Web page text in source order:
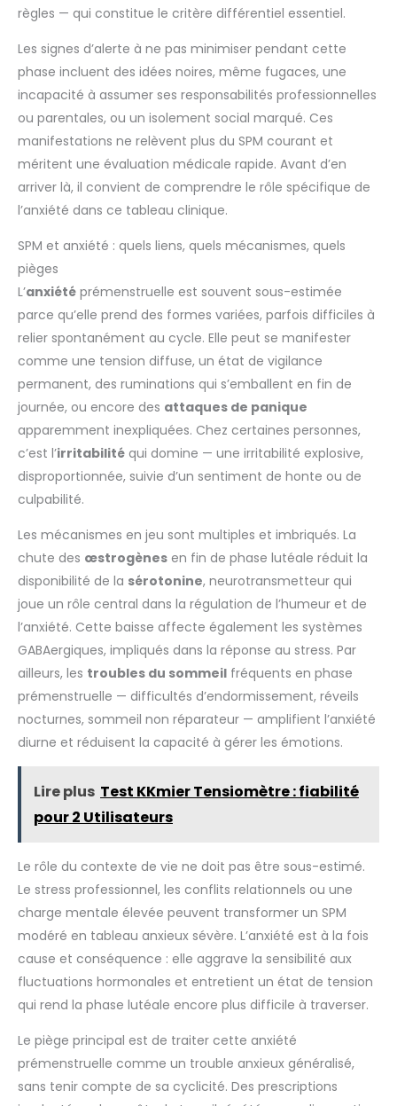
règles — qui constitue le critère différentiel essentiel.
Les signes d’alerte à ne pas minimiser pendant cette
phase incluent des idées noires, même fugaces, une
incapacité à assumer ses responsabilités professionnelles
ou parentales, ou un isolement social marqué. Ces
manifestations ne relèvent plus du SPM courant et
méritent une évaluation médicale rapide. Avant d’en
arriver là, il convient de comprendre le rôle spécifique de
l’anxiété dans ce tableau clinique.
SPM et anxiété : quels liens, quels mécanismes, quels
pièges
L’anxiété prémenstruelle est souvent sous-estimée
parce qu’elle prend des formes variées, parfois difficiles à
relier spontanément au cycle. Elle peut se manifester
comme une tension diffuse, un état de vigilance
permanent, des ruminations qui s’emballent en fin de
journée, ou encore des attaques de panique
apparemment inexpliquées. Chez certaines personnes,
c’est l’irritabilité qui domine — une irritabilité explosive,
disproportionnée, suivie d’un sentiment de honte ou de
culpabilité.
Les mécanismes en jeu sont multiples et imbriqués. La
chute des œstrogènes en fin de phase lutéale réduit la
disponibilité de la sérotonine, neurotransmetteur qui
joue un rôle central dans la régulation de l’humeur et de
l’anxiété. Cette baisse affecte également les systèmes
GABAergiques, impliqués dans la réponse au stress. Par
ailleurs, les troubles du sommeil fréquents en phase
prémenstruelle — difficultés d’endormissement, réveils
nocturnes, sommeil non réparateur — amplifient l’anxiété
diurne et réduisent la capacité à gérer les émotions.
Lire plus Test KKmier Tensiomètre : fiabilité
pour 2 Utilisateurs
Le rôle du contexte de vie ne doit pas être sous-estimé.
Le stress professionnel, les conflits relationnels ou une
charge mentale élevée peuvent transformer un SPM
modéré en tableau anxieux sévère. L’anxiété est à la fois
cause et conséquence : elle aggrave la sensibilité aux
fluctuations hormonales et entretient un état de tension
qui rend la phase lutéale encore plus difficile à traverser.
Le piège principal est de traiter cette anxiété
prémenstruelle comme un trouble anxieux généralisé,
sans tenir compte de sa cyclicité. Des prescriptions